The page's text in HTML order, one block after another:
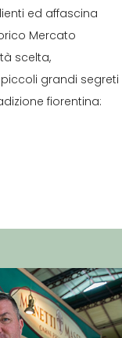
ed affascina
Mercato
scelta,
grandi segreti
fiorentina: